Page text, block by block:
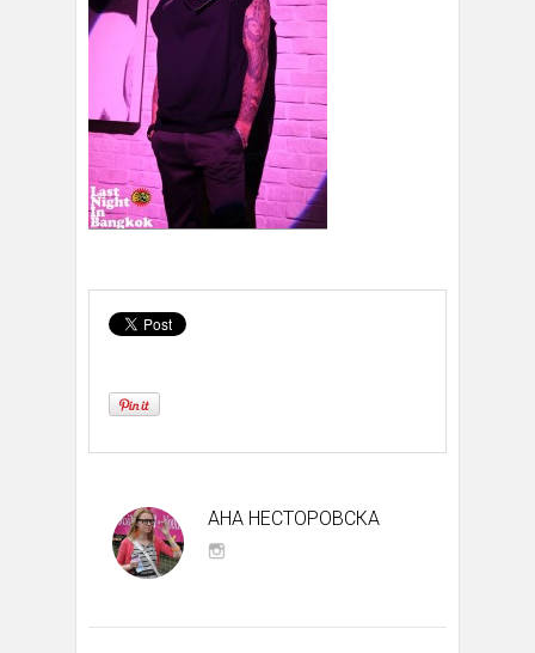
АНА НЕСТОРОВСКА